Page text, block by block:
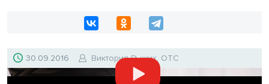
30.09.2016 Виктория Рыжих, ОТС